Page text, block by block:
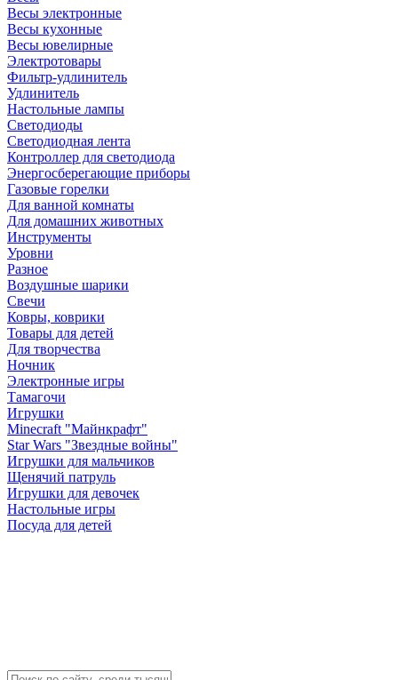
Весы электронные
Весы кухонные
Весы ювелирные
Электротовары
Фильтр-удлинитель
Удлинитель
Настольные лампы
Светодиоды
Светодиодная лента
Контроллер для светодиода
Энергосберегающие приборы
Газовые горелки
Для ванной комнаты
Для домашних животных
Инструменты
Уровни
Разное
Воздушные шарики
Свечи
Ковры, коврики
Товары для детей
Для творчества
Ночник
Электронные игры
Тамагочи
Игрушки
Minecraft "Майнкрафт"
Star Wars "Звездные войны"
Игрушки для мальчиков
Щенячий патруль
Игрушки для девочек
Настольные игры
Посуда для детей